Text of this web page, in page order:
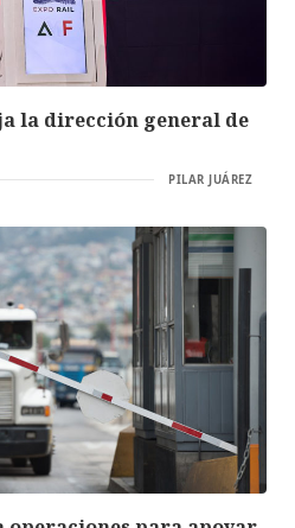
la dirección general de
PILAR JUÁREZ